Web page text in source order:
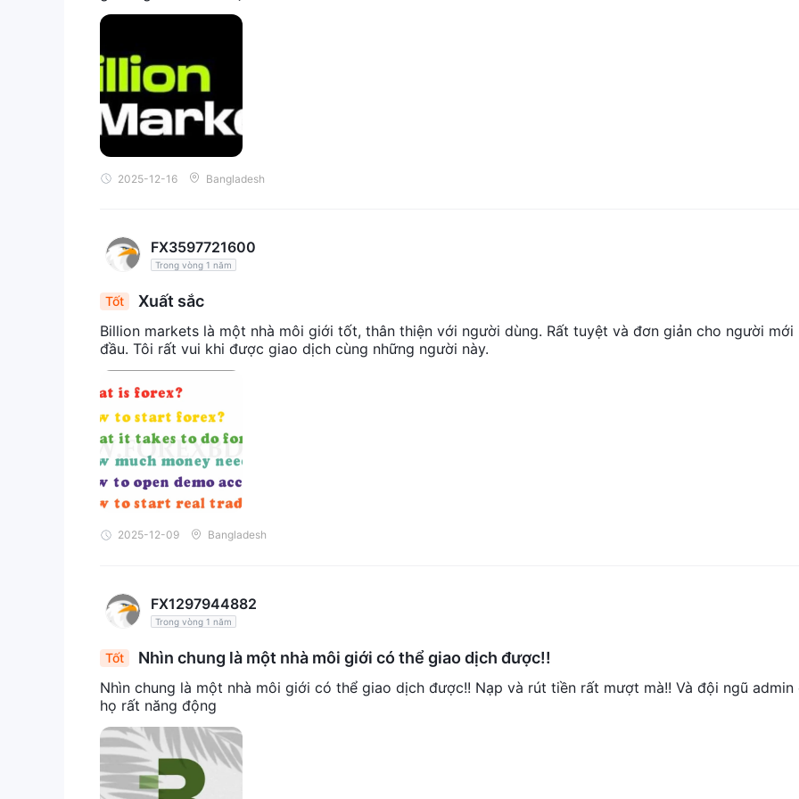
2025-12-16 Bangladesh
FX3597721600
Trong vòng 1 năm
Tốt Xuất sắc
Billion markets là một nhà môi giới tốt, thân thiện với người dùng. Rất tuyệt và đơn giản cho người mới
đầu. Tôi rất vui khi được giao dịch cùng những người này.
2025-12-09 Bangladesh
FX1297944882
Trong vòng 1 năm
Tốt Nhìn chung là một nhà môi giới có thể giao dịch được!!
Nhìn chung là một nhà môi giới có thể giao dịch được!! Nạp và rút tiền rất mượt mà!! Và đội ngũ admin
họ rất năng động